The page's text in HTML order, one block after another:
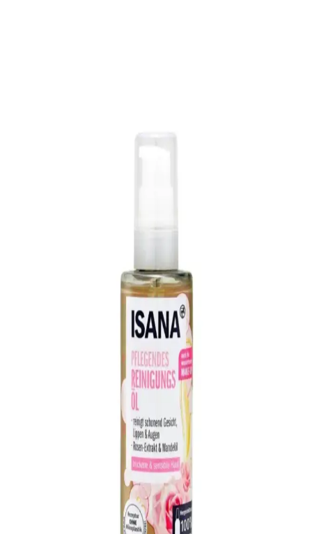
Bebak Acı Badem Sütü, doğal badem yağı ve Coenzyme Q10
Argan ve badem yağı içeren saç bakım ürünleri, saçları güçlendirir,
Kuru Saçlar İçin Argan ve Badem Yağlı
Şampuanların Etkili Doğal Çözümü
Kuru saçlar için argan ve badem yağı içeren şampuanlar, saçın nem
dengesini koruyarak güçlendirir ve parlaklık kazandırır, düzenli
kullanım ve doğru bakım ile sağlıklı saçlara ulaşın.
OSERA Body Scrub Doğal İçeriklerle Derinlemesine
Temizlik ve Nemlendirme Sağlar
OSERA Body Scrub, doğal içeriklerle formüle edilmiş, alkol
içermeyen ve cildi nazikçe arındıran, nemlendiren etkili bir vücut
peeling ürünüdür. Düzenli kullanımda pürüzsüz ve sağlıklı cilt
Badem ve Argan Yağı İçeren Şampuanlar: Saç
Sağlığını Doğal Yollarla Destekleyin
Doğal içeriklerle zenginleştirilmiş şampuanlar, kuru ve mat saçlar